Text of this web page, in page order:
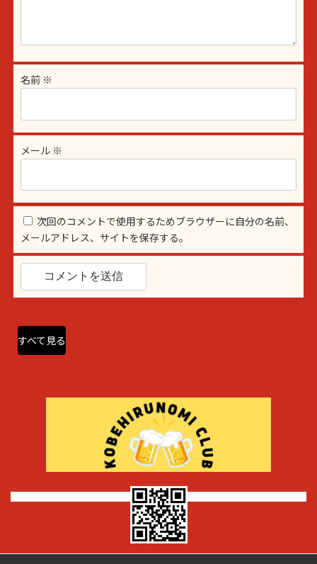
名前 ※
メール ※
次回のコメントで使用するためブラウザーに自分の名前、
メールアドレス、サイトを保存する。
すべて見る